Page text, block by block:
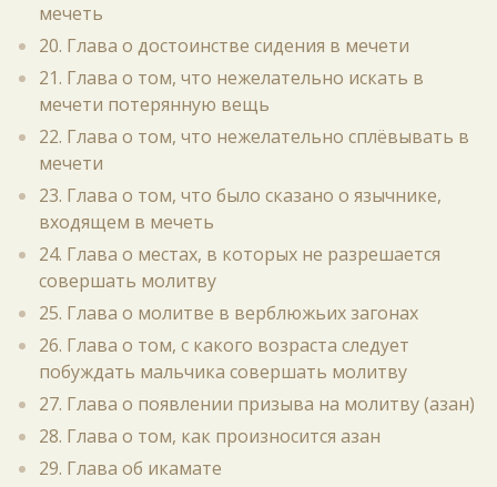
мечеть
20. Глава о достоинстве сидения в мечети
21. Глава о том, что нежелательно искать в
мечети потерянную вещь
22. Глава о том, что нежелательно сплёвывать в
мечети
23. Глава о том, что было сказано о язычнике,
входящем в мечеть
24. Глава о местах, в которых не разрешается
совершать молитву
25. Глава о молитве в верблюжьих загонах
26. Глава о том, с какого возраста следует
побуждать мальчика совершать молитву
27. Глава о появлении призыва на молитву (азан)
28. Глава о том, как произносится азан
29. Глава об икамате